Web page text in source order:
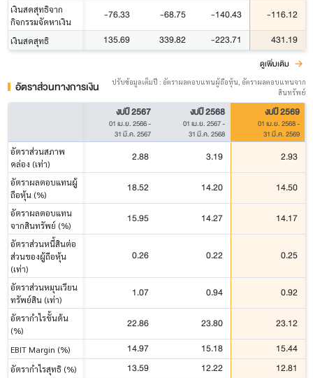
เงินสดสุทธิจาก
กิจกรรมจัดหาเงิน
-76.33 -68.75 -140.43 -116.12
เงินสดสุทธิ 135.69 339.82 -223.71 431.19
ดูเพิ่มเติม
อัตราส่วนทางการเงิน
ปรับข้อมูลเต็มปี : อัตราผลตอบแทนผู้ถือหุ้น, อัตราผลตอบแทนจาก
สินทรัพย์
งบปี 2567
01 เม.ย. 2566-
31 มี.ค. 2567
งบปี 2568
01 เม.ย. 2567-
31 มี.ค. 2568
งบปี 2569
01 เม.ย. 2568-
31 มี.ค. 2569
อัตราส่วนสภาพ
คล่อง (เท่า)
2.88 3.19 2.93
อัตราผลตอบแทนผู้
ถือหุ้น (%)
18.52 14.20 14.50
อัตราผลตอบแทน
จากสินทรัพย์ (%)
15.95 14.27 14.17
อัตราส่วนหนี้สินต่อ
ส่วนของผู้ถือหุ้น
(เท่า)
0.26 0.22 0.25
อัตราส่วนหมุนเวียน
ทรัพย์สิน (เท่า)
1.07 0.94 0.92
อัตรากำไรขั้นต้น
(%)
22.86 23.80 23.12
EBIT Margin (%) 14.97 15.18 15.44
อัตรากำไรสุทธิ (%) 13.59 12.22 12.81